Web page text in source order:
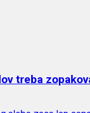
treba